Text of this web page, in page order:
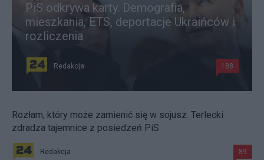
PiS odkrywa karty. Demografia,
mieszkania, ETS, deportacje Ukraińców i
rozliczenia
Redakcja 188
Rozłam, który może zamienić się w sojusz. Terlecki
zdradza tajemnice z posiedzeń PiS
Redakcja 89